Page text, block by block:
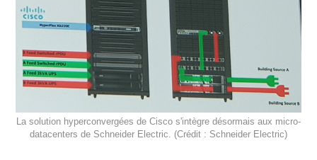
La solution hyperconvergées de Cisco s'intègre désormais aux micro-
datacenters de Schneider Electric. (Crédit : Schneider Electric)